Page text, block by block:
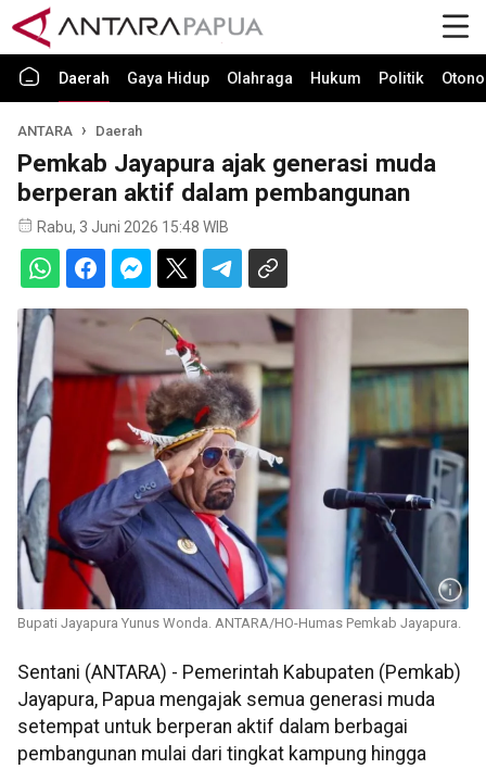
Daerah Gaya Hidup Olahraga Hukum Politik
ANTARA Daerah
Pemkab Jayapura ajak generasi muda
berperan aktif dalam pembangunan
Rabu, 3 Juni 2026 15:48 WIB
Bupati Jayapura Yunus Wonda. ANTARA/HO-Humas Pemkab Jayapura.
Sentani (ANTARA) - Pemerintah Kabupaten (Pemkab)
Jayapura, Papua mengajak semua generasi muda
setempat untuk berperan aktif dalam berbagai
pembangunan mulai dari tingkat kampung hingga